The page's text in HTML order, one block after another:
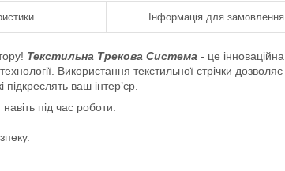
Інформація для замовлення
Текстильна Трекова Система - це інноваційна
Використання текстильної стрічки дозволяє
ваш інтер’єр.
під час роботи.